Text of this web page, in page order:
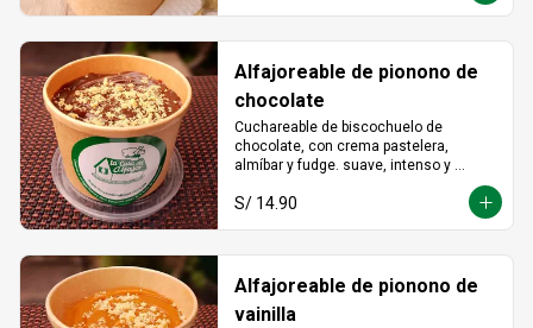
Alfajoreable de pionono de
chocolate
Cuchareable de biscochuelo de
chocolate, con crema pastelera,
almíbar y fudge. suave, intenso y
cucharada.
S/ 14.90
Alfajoreable de pionono de
vainilla